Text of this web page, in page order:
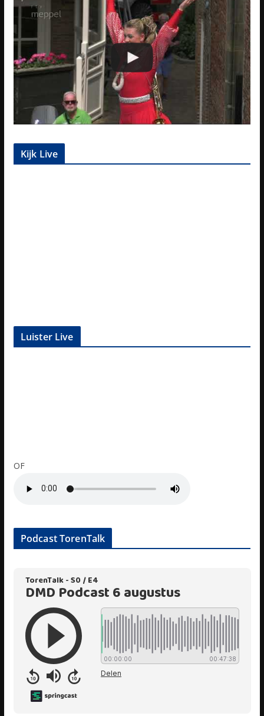
Kijk Live
Luister Live
OF
Podcast TorenTalk